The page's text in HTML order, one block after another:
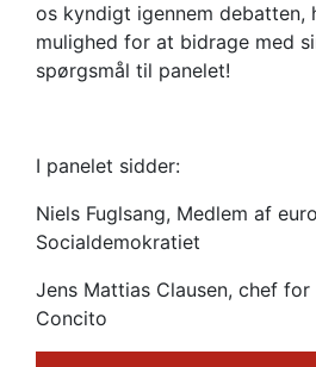
os kyndigt igennem debatten,
mulighed for at bidrage med
spørgsmål til panelet!
I panelet sidder:
Niels Fuglsang, Medlem af
Socialdemokratiet
Jens Mattias Clausen, chef
Concito